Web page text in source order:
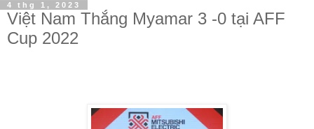
4 thg 1, 2023
Việt Nam Thắng Myamar 3 -0 tại AFF
Cup 2022